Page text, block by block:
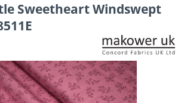
Sweetheart Windswept